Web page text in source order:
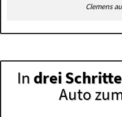
Clemens
In drei
Auto